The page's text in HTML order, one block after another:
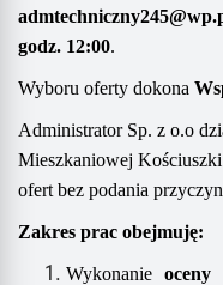
godz. 12:00.
Wyboru oferty dokona
Administrator Sp. z o.o
Mieszkaniowej Kościuszki
ofert bez podania
Zakres prac obejmuję:
Wykonanie oceny